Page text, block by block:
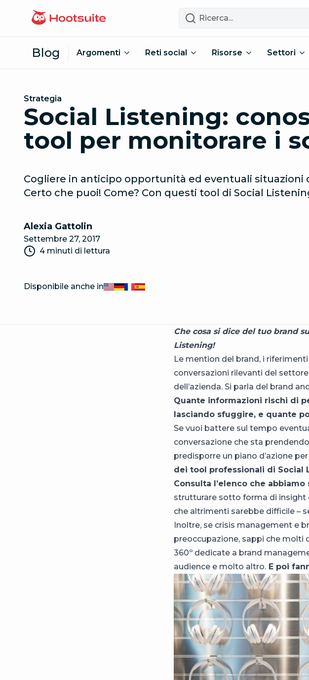
Ricerca
Blog Argomenti Reti social Risorse Settori
Strategia
Social Listening:
tool per monitorare i
Cogliere in anticipo opportunità ed eventuali situazioni
Certo che puoi! Come? Con questi tool di Social
Alexia Gattolin
Settembre 27, 2017
4 minuti di lettura
Disponibile anche inEnglish
Deutsch
Français
Español
Che cosa si dice del tuo brand
Listening!
Le mention del brand, i
conversazioni rilevanti del
dell’azienda. Si parla del brand
Quante informazioni rischi di
lasciando sfuggire, e quante
Se vuoi battere sul tempo
conversazione che sta
predisporre un piano d’azione
dei tool professionali di Social
Consulta l’elenco che abbiamo
strutturare sotto forma di insight
che altrimenti sarebbe difficile –
Inoltre, se crisis management e
preoccupazione, sappi che molti
360º dedicate a brand
audience e molto altro. E poi